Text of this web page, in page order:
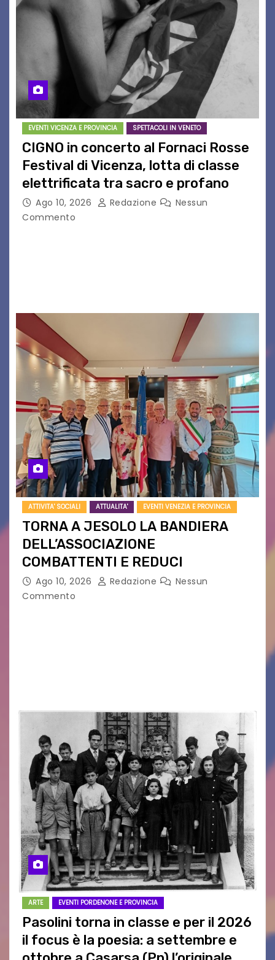
EVENTI VICENZA E PROVINCIA SPETTACOLI IN VENETO
CIGNO in concerto al Fornaci Rosse
Festival di Vicenza, lotta di classe
elettrificata tra sacro e profano
Ago 10, 2026 Redazione
Nessun
Commento
ATTIVITA' SOCIALI ATTUALITA' EVENTI VENEZIA E PROVINCIA
TORNA A JESOLO LA BANDIERA
DELL’ASSOCIAZIONE
COMBATTENTI E REDUCI
Ago 10, 2026 Redazione
Nessun
Commento
ARTE EVENTI PORDENONE E PROVINCIA
Pasolini torna in classe e per il 2026
il focus è la poesia: a settembre e